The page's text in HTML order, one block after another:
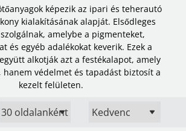
képezik az ipari és teherautó
kialakításának alapját. Elsődleges
amelybe a pigmenteket,
és egyéb adalékokat keverik. Ezek a
alkotják azt a festékalapot, amely
hanem védelmet és tapadást biztosít a
kezelt felületen.